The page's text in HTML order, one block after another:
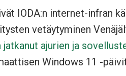
IODA:n internet-infran
vetäytyminen
ajurien ja
Windows 11 -